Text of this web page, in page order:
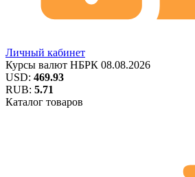
Личный кабинет
Курсы валют НБРК 08.08.2026
USD: 469.93
RUB: 5.71
Каталог товаров